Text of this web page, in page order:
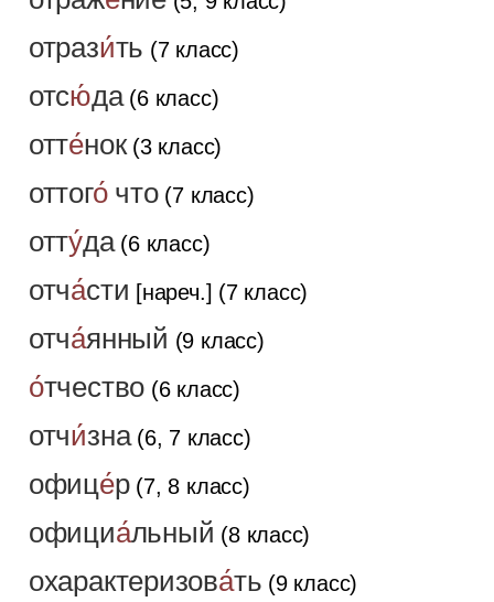
отрази́ть (7 класс)
отсю́да(6 класс)
отте́нок(3 класс)
оттого́что(7 класс)
отту́да(6 класс)
отча́сти [нареч.] (7 класс)
отча́янный (9 класс)
о́тчество (6 класс)
отчи́зна(6, 7 класс)
офице́р(7, 8 класс)
официа́льный (8 класс)
охарактеризова́ть (9 класс)